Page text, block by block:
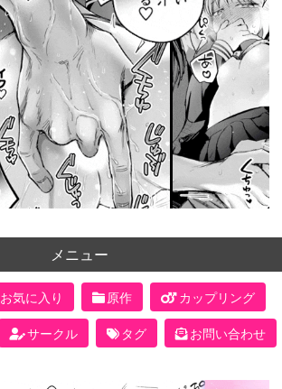
メニュー
お気に入り 原作
カップリング
サークル タグ お問い合わせ